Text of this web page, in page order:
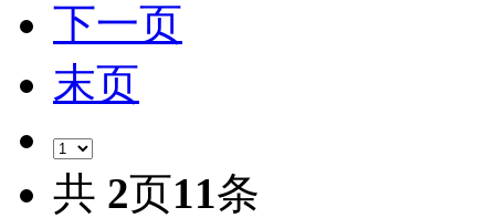
下一页
末页
共 2页11条